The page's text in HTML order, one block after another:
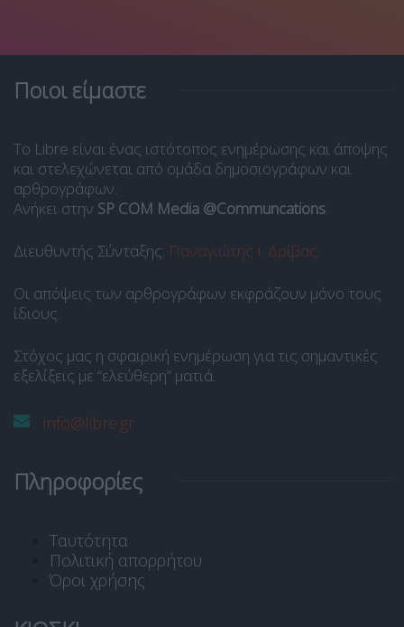
Ποιοι είμαστε
Το Libre είναι ένας ιστότοπος ενημέρωσης και άποψης
και στελεχώνεται από ομάδα δημοσιογράφων και
αρθρογράφων.
Ανήκει στην SP COM Media @Communcations.
Διευθυντής Σύνταξης: Παναγιώτης Ι. Δρίβας.
Οι απόψεις των αρθρογράφων εκφράζουν μόνο τους
ίδιους.
Στόχος μας η σφαιρική ενημέρωση για τις σημαντικές
εξελίξεις με “ελεύθερη” ματιά.
info@libre.gr
Πληροφορίες
Ταυτότητα
Πολιτική απορρήτου
Όροι χρήσης